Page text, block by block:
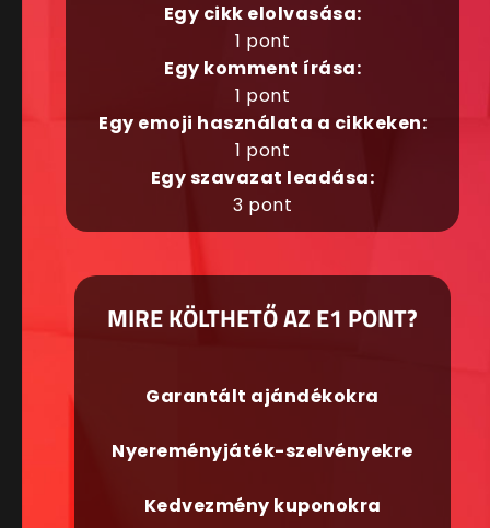
Egy cikk elolvasása:
1 pont
Egy komment írása:
1 pont
Egy emoji használata a cikkeken:
1 pont
Egy szavazat leadása:
3 pont
MIRE KÖLTHETŐ AZ E1 PONT?
Garantált ajándékokra
Nyereményjáték-szelvényekre
Kedvezmény kuponokra